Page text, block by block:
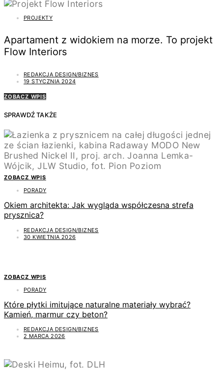
PROJEKTY
Apartament z widokiem na morze. To projekt
Flow Interiors
REDAKCJA DESIGN/BIZNES
19 STYCZNIA 2024
ZOBACZ WPIS
SPRAWDŹ TAKŻE
ZOBACZ WPIS
PORADY
Okiem architekta: Jak wygląda współczesna strefa
prysznica?
REDAKCJA DESIGN/BIZNES
30 KWIETNIA 2026
ZOBACZ WPIS
PORADY
Które płytki imitujące naturalne materiały wybrać?
Kamień, marmur czy beton?
REDAKCJA DESIGN/BIZNES
2 MARCA 2026